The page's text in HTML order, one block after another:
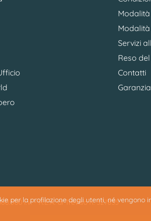
per la profilazione degli utenti, né
Servizi
Reso
Contatti
i.v. - R.E.A. di Treviso n. 327835